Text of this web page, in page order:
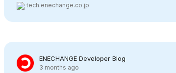
tech.enechange.co.jp
ENECHANGE Developer Blog
3 months ago